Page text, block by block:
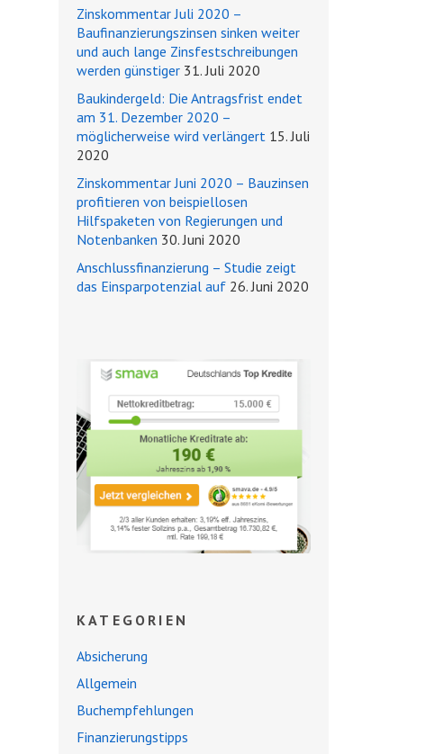
Zinskommentar Juli 2020 –
Baufinanzierungszinsen sinken weiter
und auch lange Zinsfestschreibungen
werden günstiger 31. Juli 2020
Baukindergeld: Die Antragsfrist endet
am 31. Dezember 2020 –
möglicherweise wird verlängert 15. Juli
2020
Zinskommentar Juni 2020 – Bauzinsen
profitieren von beispiellosen
Hilfspaketen von Regierungen und
Notenbanken 30. Juni 2020
Anschlussfinanzierung – Studie zeigt
das Einsparpotenzial auf 26. Juni 2020
KATEGORIEN
Absicherung
Allgemein
Buchempfehlungen
Finanzierungstipps